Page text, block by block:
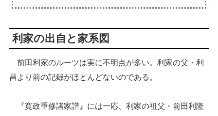
利家の出自と家系図
前田利家のルーツは実に不明点が多い。利家の父・利
昌より前の記録がほとんどないのである。
『寛政重修諸家譜』には一応、利家の祖父・前田利隆